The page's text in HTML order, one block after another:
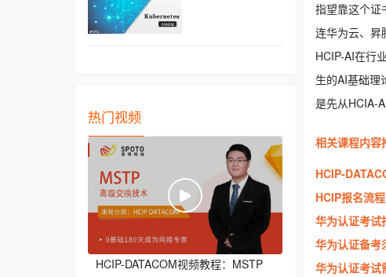
热门视频
HCIP-DATACOM视频教程：MSTP
指望靠这个证
连华为云、昇
HCIP-AI在行
生的AI基础理
是先从HCIA-
相关课程内容
HCIP-
HCIP报名流程
华为认证考试
华为认证备考
华为认证考试